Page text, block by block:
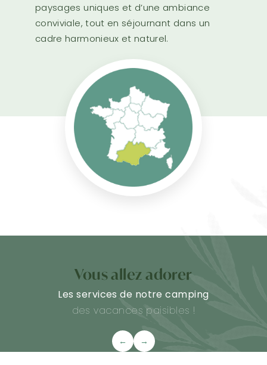
paysages uniques et d’une ambiance
conviviale, tout en séjournant dans un
cadre harmonieux et naturel.
Vous allez adorer
Les services de notre camping
des vacances paisibles !
← →